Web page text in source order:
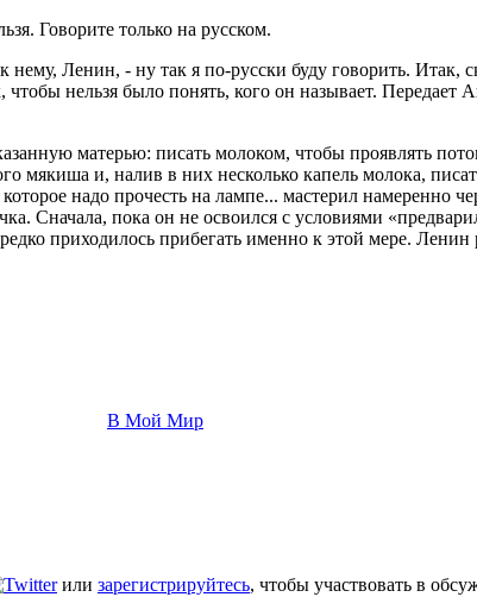
Говорите только на русском.
нему, Ленин, - ну так я по-русски буду говорить.
нельзя было понять, кого он называет.
матерью: писать молоком, чтобы проявлять
мякиша и, налив в них несколько капель молока,
надо прочесть на лампе... мастерил
Сначала, пока он не освоился с условиями
приходилось прибегать именно к этой мере. Ленин
В Мой Мир
или зарегистрируйтесь, чтобы участвовать в